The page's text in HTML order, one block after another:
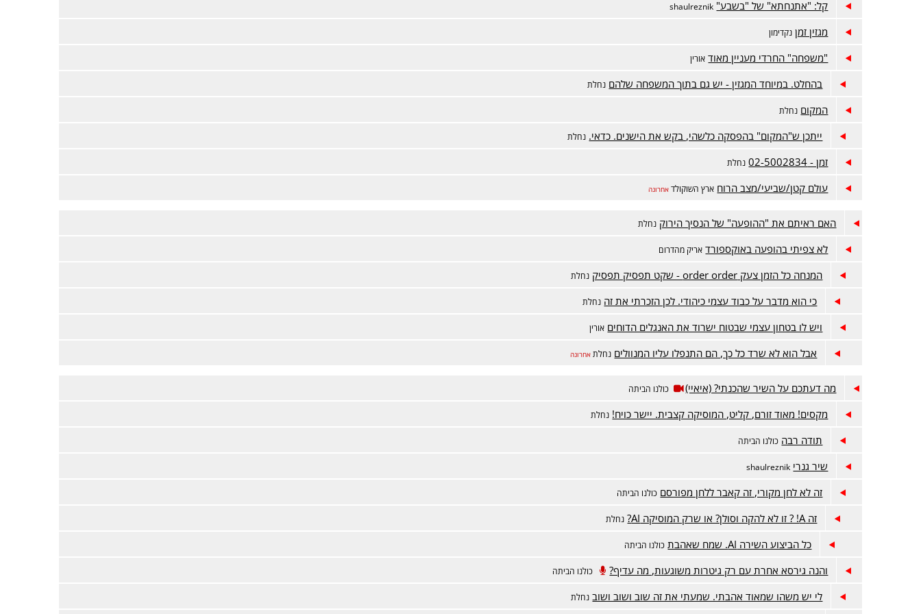
קל: "אתנחתא" של "בשבע" shaulreznik
מגזין זמן נקדימון
"משפחה" החרדי מעניין מאוד אורין
בהחלט. במיוחד המגזין - יש גם בתוך המשפחה שלהם נחלת
המקום נחלת
ייתכן ש"המקום" בהפסקה כלשהי, בקש את הישנים. כדאי. נחלת
זמן - 02-5002834 נחלת
עולם קטן/שביעי/מצב הרוח ארץ השוקולד אחרונה
האם ראיתם את "ההופעה" של הנסיך הירוק נחלת
לא צפיתי בהופעה באוקספורד אריק מהדרום
המנחה כל הזמן צעק order order - שקט תפסיק תפסיק נחלת
כי הוא מדבר על כבוד עצמי כיהודי. לכן הזכרתי את זה נחלת
ויש לו בטחון עצמי שבטוח ישרוד את האנגלים הדוחים אורין
אבל הוא לא שרד כל כך, הם התנפלו עליו המנוולים נחלת אחרונה
מה דעתכם על השיר שהכנתי? (איאיי) כולנו הביתה
מקסים! מאוד זורם, קליט, המוסיקה קצבית. יישר כויח! נחלת
תודה רבה כולנו הביתה
שיר גנרי shaulreznik
זה לא לחן מקורי, זה קאבר ללחן מפורסם כולנו הביתה
זה A! ? זו לא להקה וסולן? או שרק המוסיקה AI? נחלת
כל הביצוע השירה AI. שמח שאהבת כולנו הביתה
והנה גירסא אחרת עם רק גיטרות משוגעות, מה עדיף? כולנו הביתה
לי יש משהו שמאוד אהבתי. שמעתי את זה שוב ושוב ושוב נחלת